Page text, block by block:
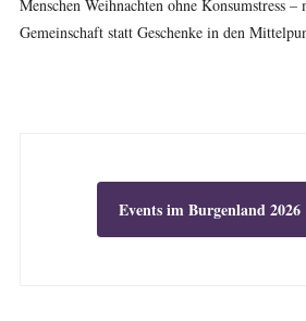
Menschen Weihnachten ohne Konsumstress
Gemeinschaft statt Geschenke in den
Events im Burgenland 2026